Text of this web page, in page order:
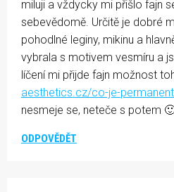
miluji a vždycky mi přišlo fajn
sebevědomě. Určitě je dobré
pohodlné leginy, mikinu a
vybrala s motivem vesmíru a
líčení mi přijde fajn možnost
aesthetics.cz/co-je-
nesmeje se, neteče s potem
ODPOVĚDĚT